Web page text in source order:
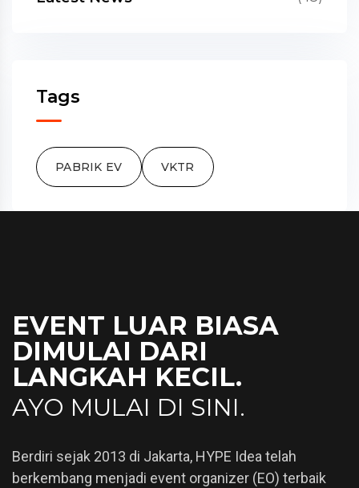
Tags
PABRIK EV VKTR
EVENT LUAR BIASA
DIMULAI DARI
LANGKAH KECIL.
AYO MULAI DI SINI.
Berdiri sejak 2013 di Jakarta, HYPE Idea telah
berkembang menjadi event organizer (EO) terbaik